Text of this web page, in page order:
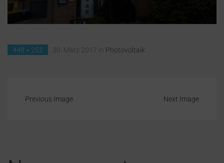
448 × 252 30. März 2017 in Photovoltaik
Previous Image Next Image